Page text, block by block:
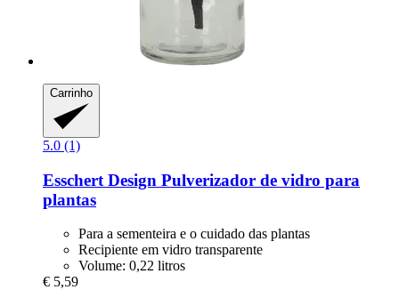
Carrinho
5.0 (1)
Esschert Design Pulverizador de vidro para
plantas
Para a sementeira e o cuidado das plantas
Recipiente em vidro transparente
Volume: 0,22 litros
€ 5,59